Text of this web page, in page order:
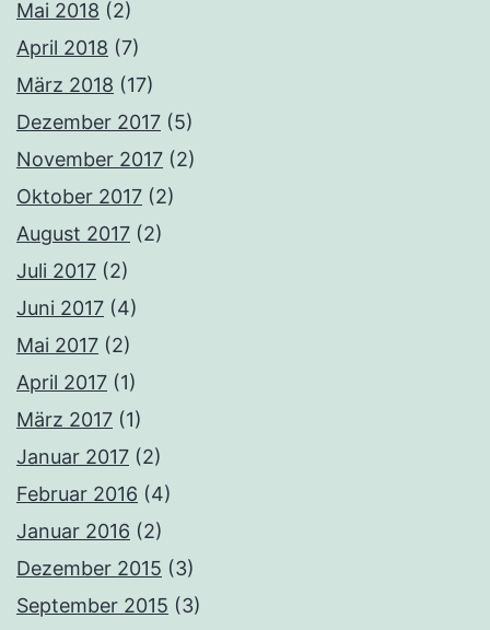
Mai 2018 (2)
April 2018 (7)
März 2018 (17)
Dezember 2017 (5)
November 2017 (2)
Oktober 2017 (2)
August 2017 (2)
Juli 2017 (2)
Juni 2017 (4)
Mai 2017 (2)
April 2017 (1)
März 2017 (1)
Januar 2017 (2)
Februar 2016 (4)
Januar 2016 (2)
Dezember 2015 (3)
September 2015 (3)